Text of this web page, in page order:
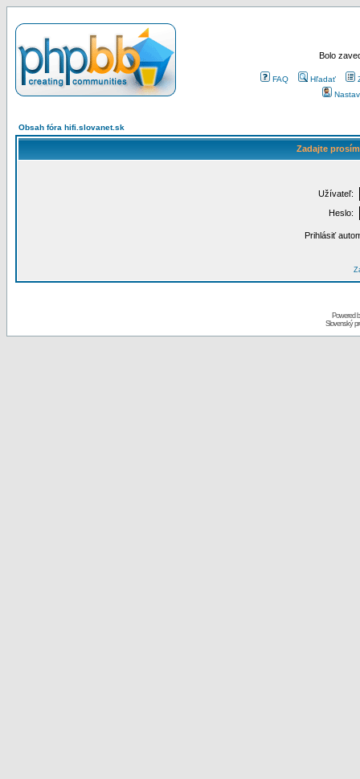
Bolo
FAQ Hľadať
Obsah fóra hifi.slovanet.sk
Zadajte
Užívateľ:
Heslo:
Prihlásiť
Powered
Slovenský